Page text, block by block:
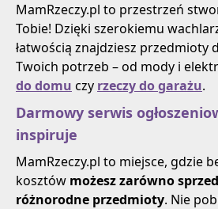
MamRzeczy.pl to przestrzeń
Tobie! Dzięki szerokiemu
łatwością znajdziesz przedmioty
Twoich potrzeb – od mody i
do domu czy rzeczy do garażu.
Darmowy serwis
inspiruje
MamRzeczy.pl to miejsce, gdzie
kosztów możesz zarówno
różnorodne przedmioty. Nie